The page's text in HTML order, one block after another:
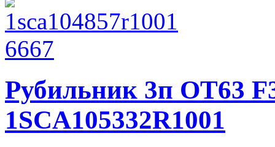
Рубильник 3п OT63
1SCA105332R1001